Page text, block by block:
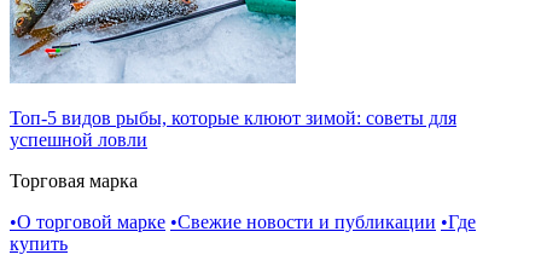
Топ-5 видов рыбы, которые клюют зимой: советы для
успешной ловли
Торговая марка
•О торговой марке •Свежие новости и публикации •Где
купить